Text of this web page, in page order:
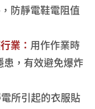
防靜電鞋電阻值
業： 用作作業時
患，有效避免爆炸
所引起的衣服貼